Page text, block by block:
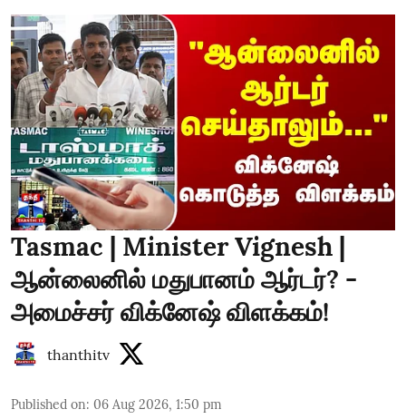
Tasmac | Minister Vignesh |
ஆன்லைனில் மதுபானம் ஆர்டர்? -
அமைச்சர் விக்னேஷ் விளக்கம்!
thanthitv
Published on: 06 Aug 2026, 1:50 pm